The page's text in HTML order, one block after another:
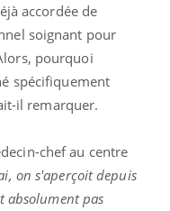
accordée de
soignant pour
pourquoi
spécifiquement
il remarquer.
chef au centre
on s'aperçoit depuis
absolument pas